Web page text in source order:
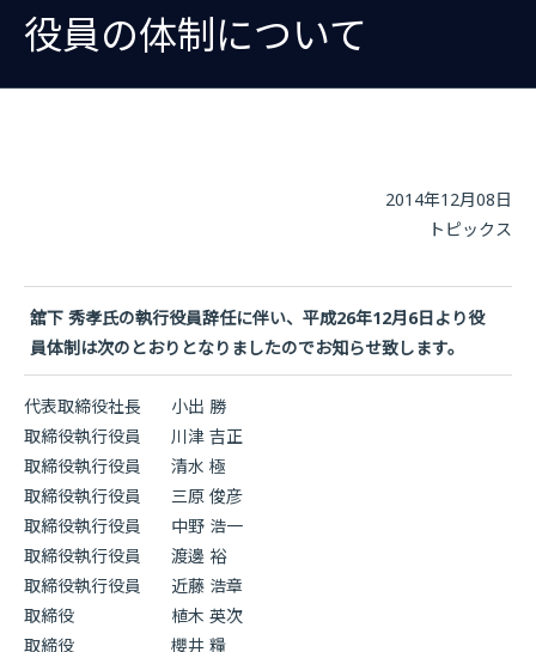
役員の体制について
2014年12月08日
トピックス
舘下 秀孝氏の執行役員辞任に伴い、平成26年12月6日より役
員体制は次のとおりとなりましたのでお知らせ致します。
代表取締役社長
取締役執行役員
取締役執行役員
取締役執行役員
取締役執行役員
取締役執行役員
取締役執行役員
取締役
取締役
小出 勝
川津 吉正
清水 極
三原 俊彦
中野 浩一
渡邊 裕
近藤 浩章
植木 英次
櫻井 糧